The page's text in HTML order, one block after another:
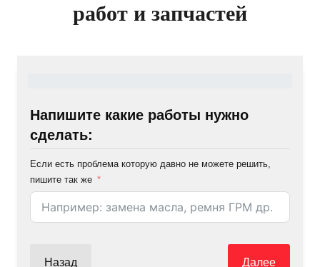
работ и запчастей
Напишите какие работы нужно
сделать:
Если есть проблема которую давно не можете решить,
пишите так же
Назад Далее